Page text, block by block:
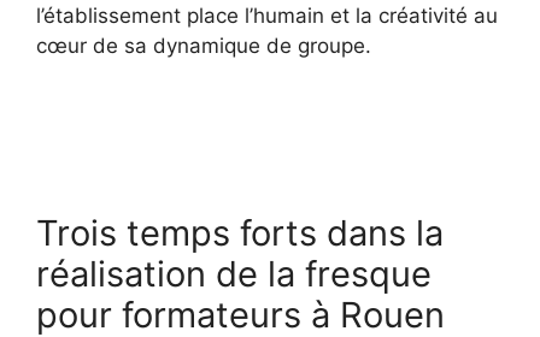
l’établissement place l’humain et la créativité au
cœur de sa dynamique de groupe.
Trois temps forts dans la
réalisation de la fresque
pour formateurs à Rouen